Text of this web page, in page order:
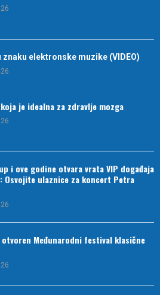
znaku elektronske muzike (VIDEO)
je idealna za zdravlje mozga
i ove godine otvara vrata VIP događaja
Osvojite ulaznice za koncert Petra
otvoren Međunarodni festival klasične